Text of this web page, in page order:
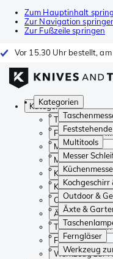
Zum Hauptinhalt
Zur Navigation
Zur Fußzeile springen
Vor 15.30 Uhr bestellt,
Kategorien
Multitools
Messer
Kochgeschirr
Outdoor &
Äxte &
Ferngläser
Werkzeug
Kategorien
Taschenmesser
Feststehende
Multitools
Messer
Küchenmesser
Kochgeschirr &
Outdoor & Gear
Äxte &
Ferngläser
Werkzeug zur